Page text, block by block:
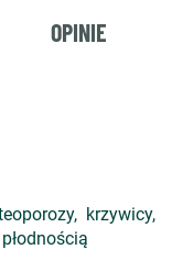
OPINIE
krzywicy,